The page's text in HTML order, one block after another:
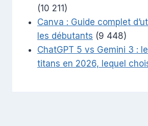
(10 211)
Canva : Guide complet
les débutants (9 448)
ChatGPT 5 vs Gemini 3 :
titans en 2026, lequel